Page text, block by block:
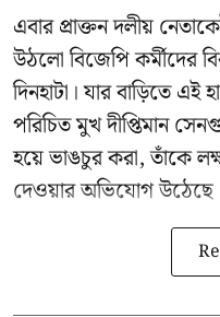
এবার প্রাক্তন দলীয়
উঠলো বিজেপি কর্মীদের
দিনহাটা। যার বাড়িতে এই
পরিচিত মুখদীপ্তিমান
হয়ে ভাঙচুর করা, তাঁকে
দেওয়ার অভিযোগ উঠেছে